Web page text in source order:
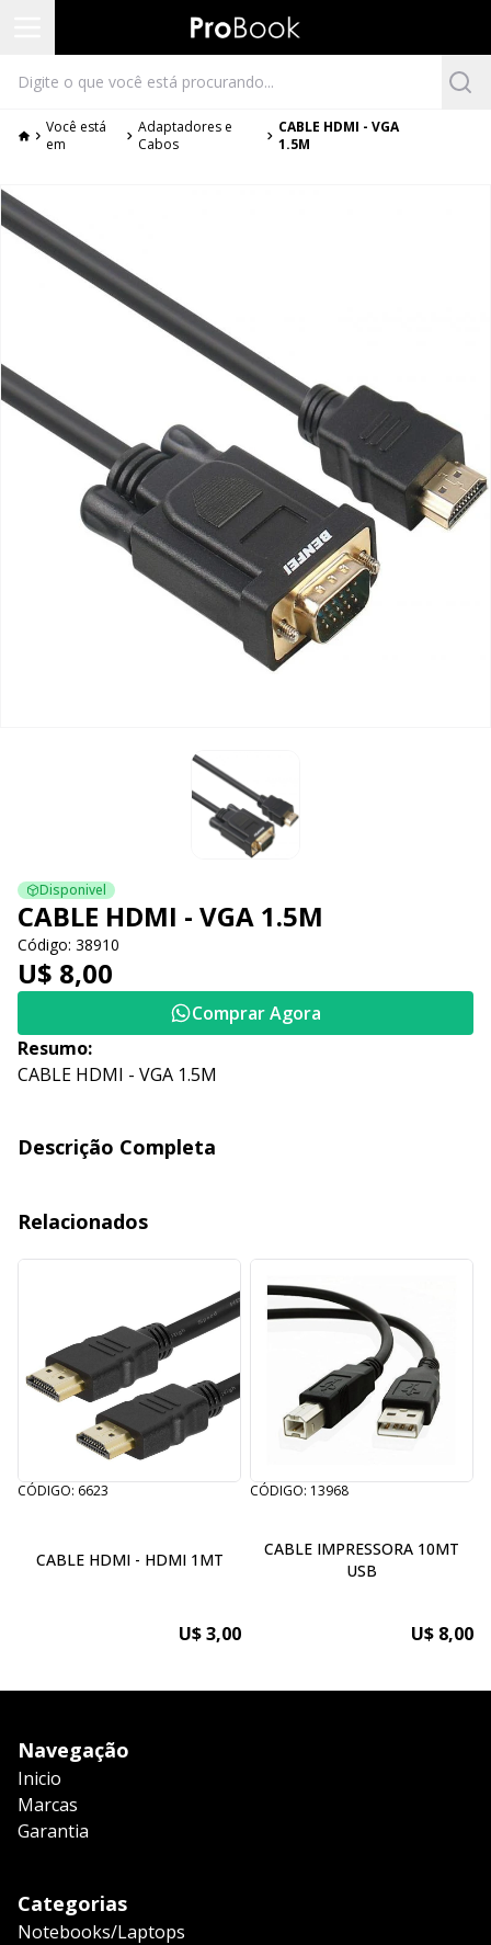
Você está
em
Adaptadores e
Cabos
CABLE HDMI - VGA
1.5M
Disponivel
CABLE HDMI - VGA 1.5M
Código: 38910
U$ 8,00
Comprar Agora
Resumo:
CABLE HDMI - VGA 1.5M
Descrição Completa
Relacionados
CÓDIGO: 6623
CABLE HDMI - HDMI 1MT
U$ 3,00
CÓDIGO: 13968
CABLE IMPRESSORA 10MT
USB
U$ 8,00
Navegação
Inicio
Marcas
Garantia
Categorias
Notebooks/Laptops